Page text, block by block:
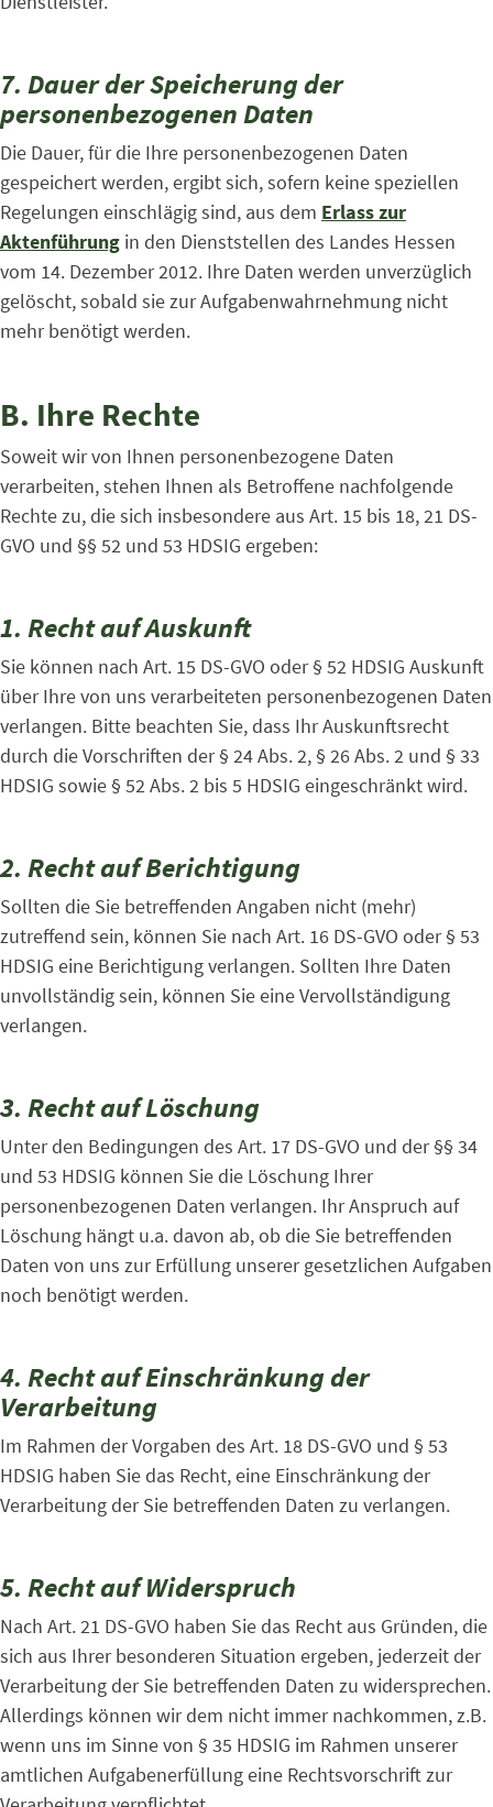
7. Dauer der Speicherung der
personenbezogenen Daten
Die Dauer, für die Ihre personenbezogenen Daten
gespeichert werden, ergibt sich, sofern keine speziellen
Regelungen einschlägig sind, aus dem Erlass zur
Aktenführung in den Dienststellen des Landes Hessen
vom 14. Dezember 2012. Ihre Daten werden unverzüglich
gelöscht, sobald sie zur Aufgabenwahrnehmung nicht
mehr benötigt werden.
B. Ihre Rechte
Soweit wir von Ihnen personenbezogene Daten
verarbeiten, stehen Ihnen als Betroffene nachfolgende
Rechte zu, die sich insbesondere aus Art. 15 bis 18, 21 DS-
GVO und §§ 52 und 53 HDSIG ergeben:
1. Recht auf Auskunft
Sie können nach Art. 15 DS-GVO oder § 52 HDSIG Auskunft
über Ihre von uns verarbeiteten personenbezogenen Daten
verlangen. Bitte beachten Sie, dass Ihr Auskunftsrecht
durch die Vorschriften der § 24 Abs. 2, § 26 Abs. 2 und § 33
HDSIG sowie § 52 Abs. 2 bis 5 HDSIG eingeschränkt wird.
2. Recht auf Berichtigung
Sollten die Sie betreffenden Angaben nicht (mehr)
zutreffend sein, können Sie nach Art. 16 DS-GVO oder § 53
HDSIG eine Berichtigung verlangen. Sollten Ihre Daten
unvollständig sein, können Sie eine Vervollständigung
verlangen.
3. Recht auf Löschung
Unter den Bedingungen des Art. 17 DS-GVO und der §§ 34
und 53 HDSIG können Sie die Löschung Ihrer
personenbezogenen Daten verlangen. Ihr Anspruch auf
Löschung hängt u.a. davon ab, ob die Sie betreffenden
Daten von uns zur Erfüllung unserer gesetzlichen Aufgaben
noch benötigt werden.
4. Recht auf Einschränkung der
Verarbeitung
Im Rahmen der Vorgaben des Art. 18 DS-GVO und § 53
HDSIG haben Sie das Recht, eine Einschränkung der
Verarbeitung der Sie betreffenden Daten zu verlangen.
5. Recht auf Widerspruch
Nach Art. 21 DS-GVO haben Sie das Recht aus Gründen, die
sich aus Ihrer besonderen Situation ergeben, jederzeit der
Verarbeitung der Sie betreffenden Daten zu widersprechen.
Allerdings können wir dem nicht immer nachkommen, z.B.
wenn uns im Sinne von § 35 HDSIG im Rahmen unserer
amtlichen Aufgabenerfüllung eine Rechtsvorschrift zur